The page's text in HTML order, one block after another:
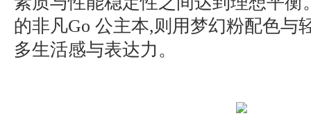
的非凡Go 公主本,则用梦幻粉配色与
多生活感与表达力。